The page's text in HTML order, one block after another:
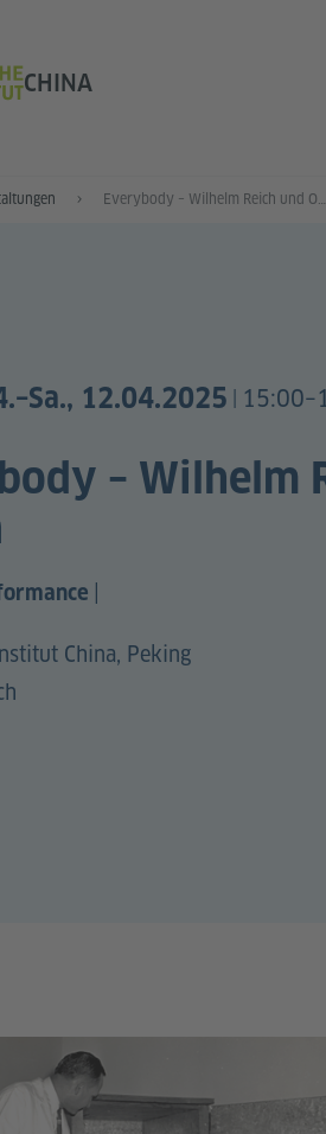
CHINA
Everybody – Wilhelm Reich und Orgon
–Sa., 12.04.2025
– Wilhelm
China, Peking